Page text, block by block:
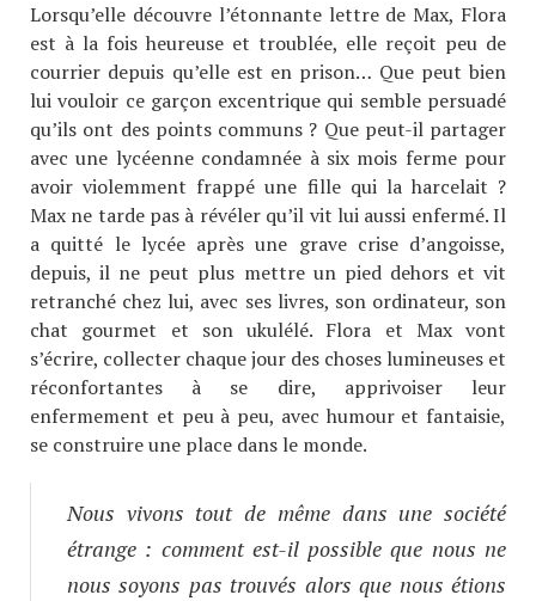
Lorsqu’elle découvre l’étonnante lettre de Max, Flora
est à la fois heureuse et troublée, elle reçoit peu de
courrier depuis qu’elle est en prison… Que peut bien
lui vouloir ce garçon excentrique qui semble persuadé
qu’ils ont des points communs ? Que peut-il partager
avec une lycéenne condamnée à six mois ferme pour
avoir violemment frappé une fille qui la harcelait ?
Max ne tarde pas à révéler qu’il vit lui aussi enfermé. Il
a quitté le lycée après une grave crise d’angoisse,
depuis, il ne peut plus mettre un pied dehors et vit
retranché chez lui, avec ses livres, son ordinateur, son
chat gourmet et son ukulélé. Flora et Max vont
s’écrire, collecter chaque jour des choses lumineuses et
réconfortantes à se dire, apprivoiser leur
enfermement et peu à peu, avec humour et fantaisie,
se construire une place dans le monde.
Nous vivons tout de même dans une société
étrange : comment est-il possible que nous ne
nous soyons pas trouvés alors que nous étions